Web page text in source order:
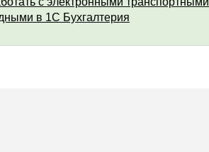
в 1С Бухгалтерия